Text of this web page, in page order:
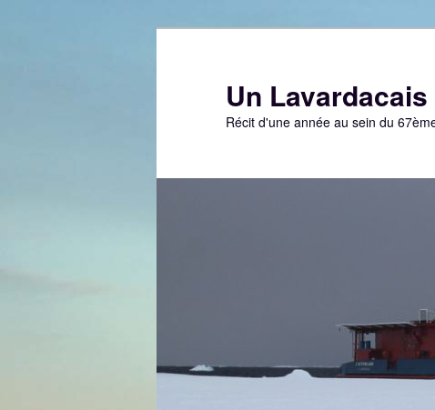
Un
Récit d'une année au sein du